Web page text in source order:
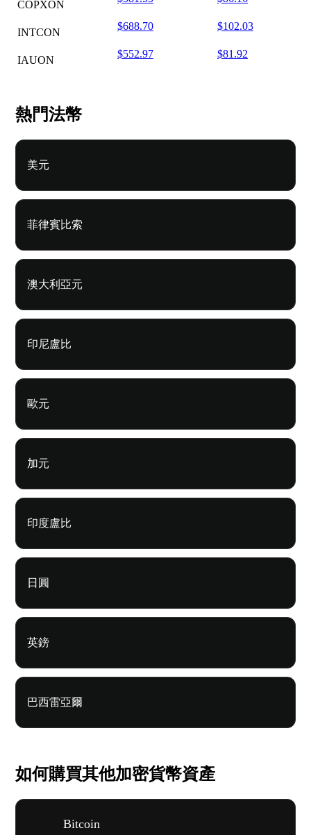
COPXON
INTCON
$688.70 $102.03
IAUON
$552.97 $81.92
熱門法幣
美元
菲律賓比索
澳大利亞元
印尼盧比
歐元
加元
印度盧比
日圓
英鎊
巴西雷亞爾
如何購買其他加密貨幣資產
Bitcoin